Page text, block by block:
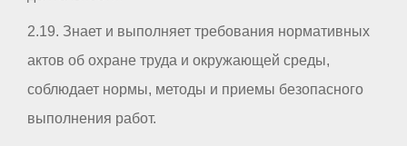
2.19. Знает и выполняет требования нормативных
актов об охране труда и окружающей среды,
соблюдает нормы, методы и приемы безопасного
выполнения работ.